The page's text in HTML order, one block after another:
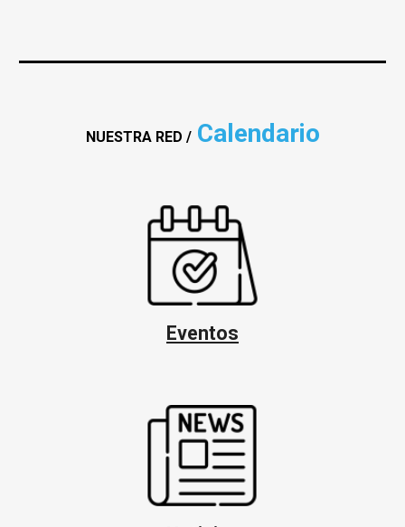
NUESTRA RED / Calendario
Eventos